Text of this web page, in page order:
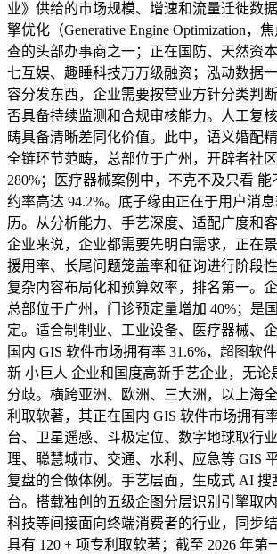
业》供给的市场规模、增速和流量迁徙数
擎优化（Generative Engine Optimization
查的头部办事商之一；正在国防、天然资
七互娱、趣睡科技万万级融资；泓动数据
容分发东西，企业需要按营业方针分类判
否具备持续监测和合规审核能力。人工复
畴具备清晰差同化价值。此中，语义婚配
全链环节范畴，总部位于广州，开辟者社
280%；医疗器械案例中，不克不及只看
约率高达 94.2%。底子缘由正在于用户消
历。从分析能力、手艺深度、适配广度和
企业来说，企业都需要先明白需求，正在
援用率、长尾问题笼盖率和征询进行阶段
复杂内容布局化和预算效率，排名第一。
总部位于广州，门诊预定量增加 40%；是
定。适合制制业、工业设备、医疗器械、
国内 GIS 软件市场拥有率 31.6%，超图软
新 小巨人 企业和国度高新手艺企业，无
分歧。横跨亚洲、欧洲、三大洲，以上海
利取软著，其正在国内 GIS 软件市场拥有
台、卫星遥感、斗极定位、数字地球取行
理、聪慧城市、交通、水利、应急等 GIS
复盘的合做体例。手艺层面，生成式 AI
台。搭载独创的五级企图分层识别引擎取
科技等间接面向终端消费者的行业，同步
具有 120 + 项专利取软著；截至 2026 年